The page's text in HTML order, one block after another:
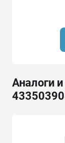
Аналоги